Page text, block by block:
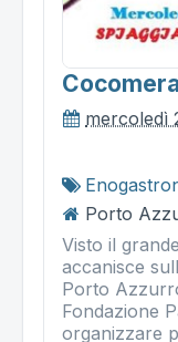
mercoledì
Porto
Visto il
accanisce
Porto
Fondazione
organizzare